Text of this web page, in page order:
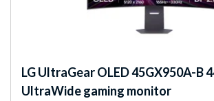
LGUltraGear OLED 45GX950A-B
UltraWide gaming monitor